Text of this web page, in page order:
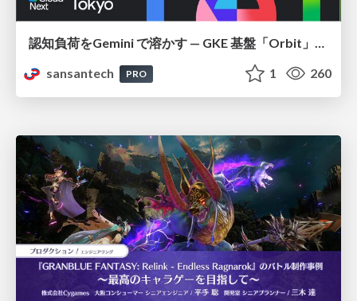
認知負荷をGemini で溶かす — GKE 基盤「Orbit」における AI エージェントの実践
sansantech
PRO 1 260